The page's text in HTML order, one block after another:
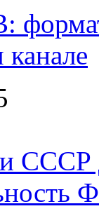
СССР